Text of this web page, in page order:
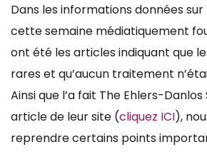
Dans les informations données sur
cette semaine médiatiquement
ont été les articles indiquant que
rares et qu’aucun traitement
Ainsi que l’a fait The Ehlers-
article de leur site (cliquez ICI),
reprendre certains points